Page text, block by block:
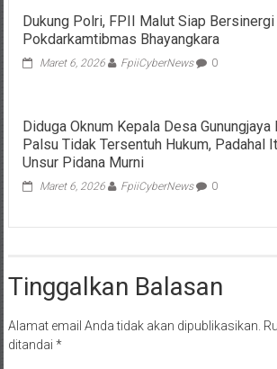
Dukung Polri, FPII Malut Siap
Pokdarkamtibmas Bhayangkara
Maret 6, 2026 FpiiCyberNews 0
Diduga Oknum Kepala Desa Gunungjaya
Palsu Tidak Tersentuh Hukum, Padahal
Unsur Pidana Murni
Maret 6, 2026 FpiiCyberNews 0
Tinggalkan Balasan
Alamat email Anda tidak akan dipublikasikan.
ditandai *